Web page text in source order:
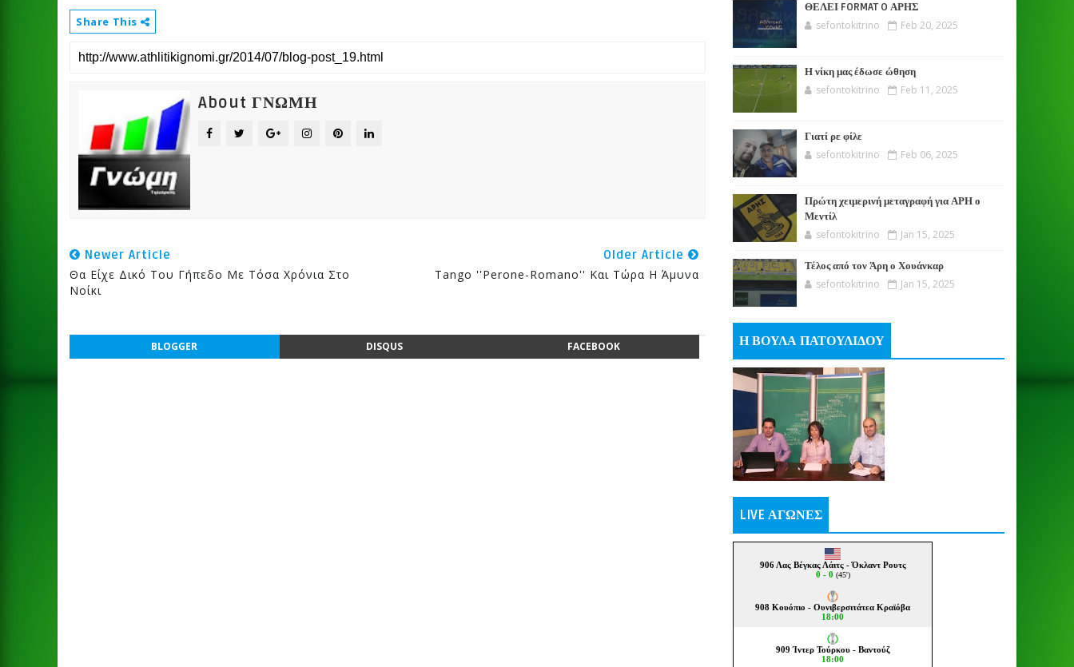
Share This
About ΓΝΩΜΗ
Newer Article
Θα Είχε Δικό Του Γήπεδο Με Τόσα Χρόνια Στο
Νοίκι
Older Article
Tango ''Perone-Romano'' Και Τώρα Η Άμυνα
BLOGGER DISQUS FACEBOOK
ΘΕΛΕΙ FORMAT O ΑΡΗΣ
sefontokitrino Feb 20, 2025
Η νίκη μας έδωσε ώθηση
sefontokitrino Feb 11, 2025
Γιατί ρε φίλε
sefontokitrino Feb 06, 2025
Πρώτη χειμερινή μεταγραφή για ΑΡΗ ο
Μεντίλ
sefontokitrino Jan 15, 2025
Τέλος από τον Άρη ο Χουάνκαρ
sefontokitrino Jan 15, 2025
Η ΒΟΥΛΑ ΠΑΤΟΥΛΙΔΟΥ
LIVE ΑΓΩΝΕΣ